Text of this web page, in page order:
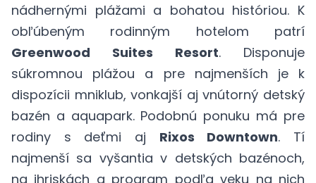
nádhernými plážami a bohatou históriou. K
obľúbeným rodinným hotelom patrí
Greenwood Suites Resort. Disponuje
súkromnou plážou a pre najmenších je k
dispozícii mniklub, vonkajší aj vnútorný detský
bazén a aquapark. Podobnú ponuku má pre
rodiny s deťmi aj Rixos Downtown. Tí
najmenší sa vyšantia v detských bazénoch,
na ihriskách a program podľa veku na nich